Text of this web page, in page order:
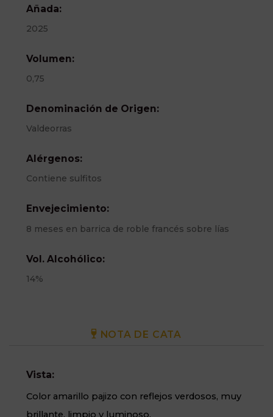
Añada:
2025
Volumen:
0,75
Denominación de Origen:
Valdeorras
Alérgenos:
Contiene sulfitos
Envejecimiento:
8 meses en barrica de roble francés sobre lías
Vol. Alcohólico:
14%
NOTA DE CATA
Vista:
Color amarillo pajizo con reflejos verdosos, muy
brillante, limpio y luminoso.